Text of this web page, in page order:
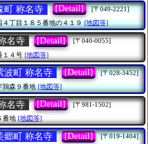
町 称名寺 [Detail]
[〒049-2221]
丁目１８５番地の４１９ [地図等]
名寺 [Detail]
[〒040-0055]
１４号 [地図等]
波町 称名寺 [Detail]
[〒028-3452]
鶉森９番地 [地図等]
名寺 [Detail]
[〒981-1502]
番地 [地図等]
郷町 称名寺 [Detail]
[〒019-1404]